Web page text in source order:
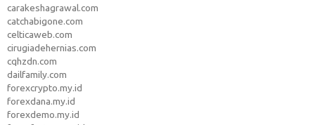
carakeshagrawal.com
catchabigone.com
celticaweb.com
cirugiadehernias.com
cqhzdn.com
dailfamily.com
forexcrypto.my.id
forexdana.my.id
forexdemo.my.id